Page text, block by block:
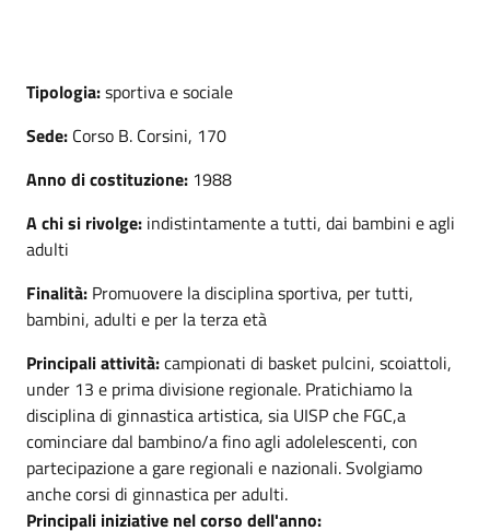
Tipologia:sportiva e sociale
Sede: Corso B. Corsini, 170
Anno di costituzione: 1988
A chi si rivolge: indistintamente a tutti, dai bambini e agli
adulti
Finalità: Promuovere la disciplina sportiva, per tutti,
bambini, adulti e per la terza età
Principali attività:campionati di basket pulcini, scoiattoli,
under 13 e prima divisione regionale. Pratichiamo la
disciplina di ginnastica artistica, sia UISP che FGC,a
cominciare dal bambino/a fino agli adolelescenti, con
partecipazione a gare regionali e nazionali. Svolgiamo
anche corsi di ginnastica per adulti.
Principali iniziative nel corso dell'anno: